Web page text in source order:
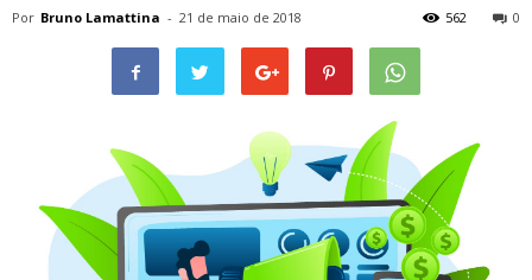
Por Bruno Lamattina - 21 de maio de 2018 0
562